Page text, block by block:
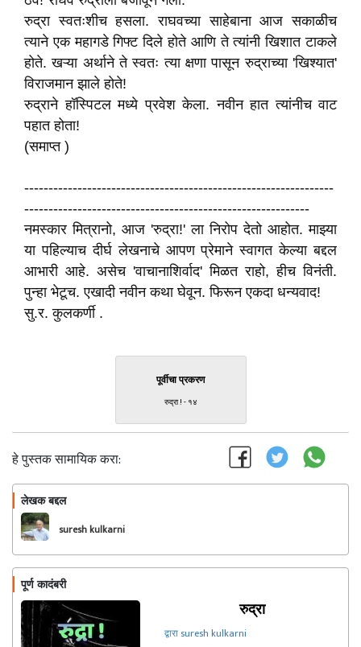
रुद्रा स्वतःशीच हसला. राघवच्या साहेबाना आज सकाळीच
त्याने एक महागडे गिफ्ट दिले होते आणि ते त्यांनी खिशात टाकले
होते. खऱ्या अर्थाने ते स्वतः त्या क्षणा पासून रुद्राच्या 'खिश्यात'
विराजमान झाले होते!
रुद्राने हॉस्पिटल मध्ये प्रवेश केला. नवीन हात त्यांनीच वाट
पहात होता!
(समाप्त )
----------------------------------------------------------------
-----------------------------------------------------------
नमस्कार मित्रानो, आज 'रुद्रा!' ला निरोप देतो आहोत. माझ्या
या पहिल्याच दीर्घ लेखनाचे आपण प्रेमाने स्वागत केल्या बद्दल
आभारी आहे. असेच 'वाचानाशिर्वाद' मिळत राहो, हीच विनंती.
पुन्हा भेटूच. एखादी नवीन कथा घेवून. फिरून एकदा धन्यवाद!
सु.र. कुलकर्णी .
पूर्वीचा प्रकरण
रुद्रा ! - १४
हे पुस्तक सामायिक करा:
लेखक बद्दल
suresh kulkarni
पूर्ण कादंबरी
रुद्रा
द्वारा suresh kulkarni